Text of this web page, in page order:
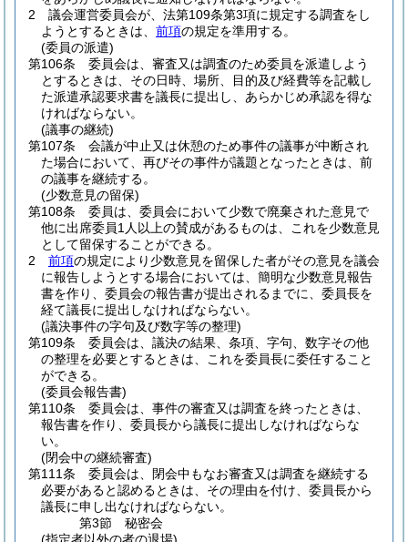
2
議会運営委員会が、法第109条第3項に規定する調査をし
ようとするときは、 前項の規定を準用する。
(委員の派遣)
第106条
委員会は、審査又は調査のため委員を派遣しよう
とするときは、その日時、場所、目的及び経費等を記載し
た派遣承認要求書を議長に提出し、あらかじめ承認を得な
ければならない。
(議事の継続)
第107条
会議が中止又は休憩のため事件の議事が中断され
た場合において、再びその事件が議題となったときは、前
の議事を継続する。
(少数意見の留保)
第108条
委員は、委員会において少数で廃棄された意見で
他に出席委員1人以上の賛成があるものは、これを少数意見
として留保することができる。
2
前項の規定により少数意見を留保した者がその意見を議会
に報告しようとする場合においては、簡明な少数意見報告
書を作り、委員会の報告書が提出されるまでに、委員長を
経て議長に提出しなければならない。
(議決事件の字句及び数字等の整理)
第109条
委員会は、議決の結果、条項、字句、数字その他
の整理を必要とするときは、これを委員長に委任すること
ができる。
(委員会報告書)
第110条
委員会は、事件の審査又は調査を終ったときは、
報告書を作り、委員長から議長に提出しなければならな
い。
(閉会中の継続審査)
第111条
委員会は、閉会中もなお審査又は調査を継続する
必要があると認めるときは、その理由を付け、委員長から
議長に申し出なければならない。
第3節
秘密会